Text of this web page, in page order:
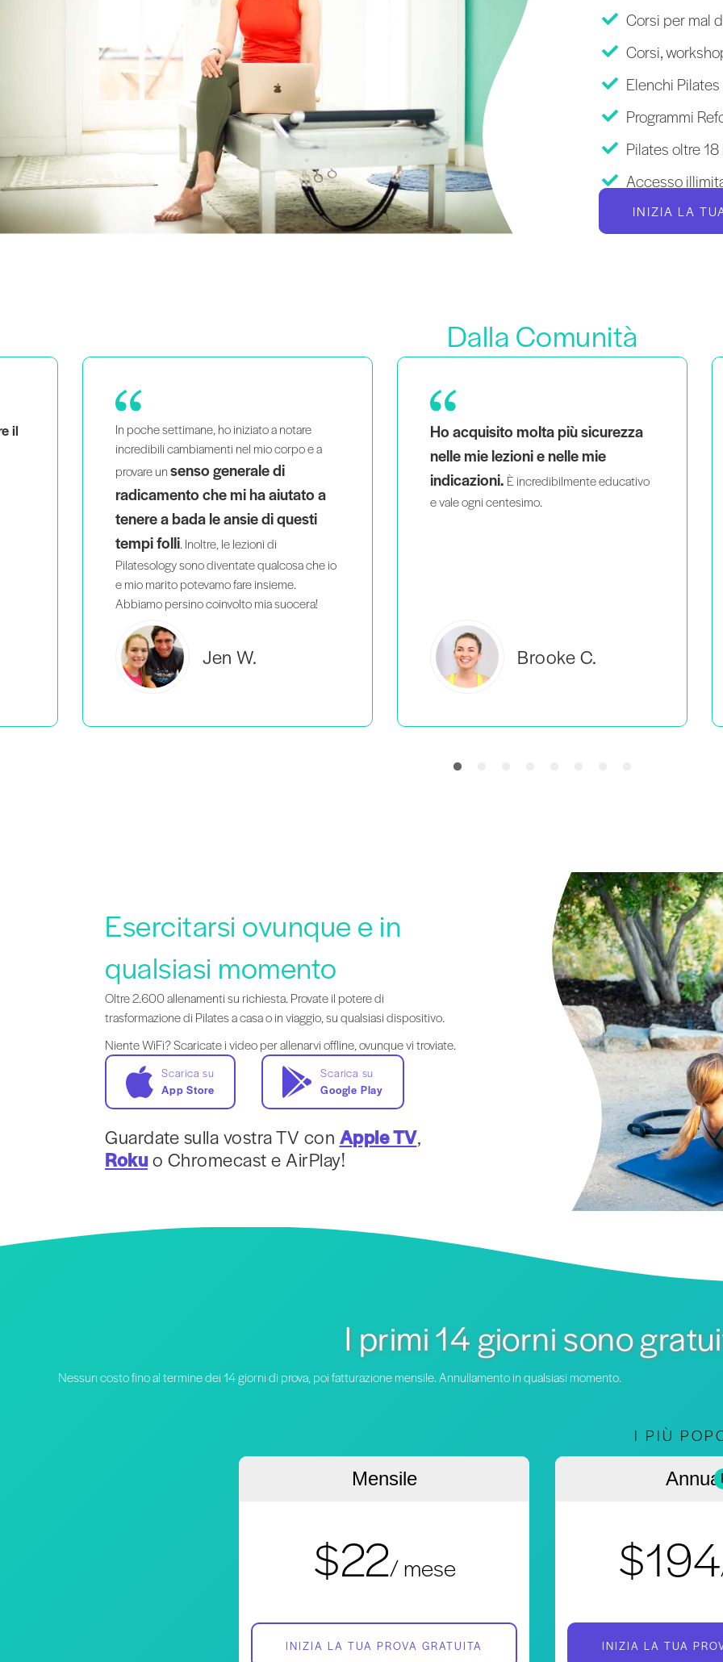
Corsi per mal
Corsi,
Elenchi
Programmi
Pilates oltre
Accesso
INIZIA LA
Dalla Comunità
Ho acquisito molta più sicurezza
nelle mie lezioni e nelle mie
indicazioni.È incredibilmente educativo
e vale ogni centesimo.
Brooke C.
Come mamma di due gemelli che è anche
una donna nera e queer,vedere
persone che mi somigliano
insegnare con intelligenza e
Everlea B.
Esercitarsi ovunque e in
qualsiasi momento
Oltre 2.600 allenamenti su richiesta. Provate il potere di
trasformazione di Pilates a casa o in viaggio, su qualsiasi dispositivo.
Niente WiFi? Scaricate i video per allenarvi offline, ovunque vi troviate.
Scarica su
App Store
Scarica su
Google Play
Guardate sulla vostra TV con Apple TV,
Rokuo Chromecast e AirPlay!
I primi 14 giorni sono
Nessun costo fino al termine dei 14 giorni di prova, poi fatturazione mensile. Annullamento in qualsiasi momento.
Mensile
$22/ mese
INIZIA LA TUA PROVA GRATUITA
I PIÙ
$194
INIZIA LA TUA